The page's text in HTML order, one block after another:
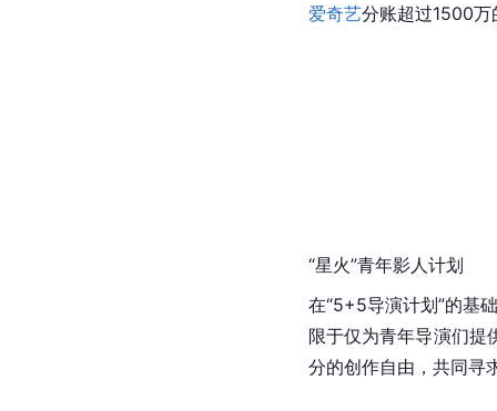
爱奇艺分账超过1500万
“星火”青年影人计划
在“5+5导演计划”的基
限于仅为青年导演们提
分的创作自由，共同寻